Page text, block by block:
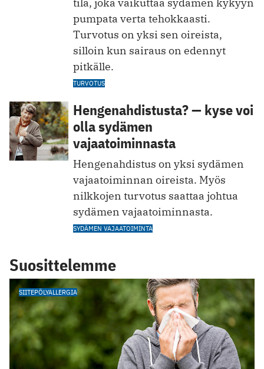
tila, joka vaikuttaa sydämen kykyyn
pumpata verta tehokkaasti.
Turvotus on yksi sen oireista,
silloin kun sairaus on edennyt
pitkälle.
TURVOTUS
Hengenahdistusta? — kyse voi
olla sydämen
vajaatoiminnasta
Hengenahdistus on yksi sydämen
vajaatoiminnan oireista. Myös
nilkkojen turvotus saattaa johtua
sydämen vajaatoiminnasta.
SYDÄMEN VAJAATOIMINTA
Suosittelemme
SIITEPÖLYALLERGIA